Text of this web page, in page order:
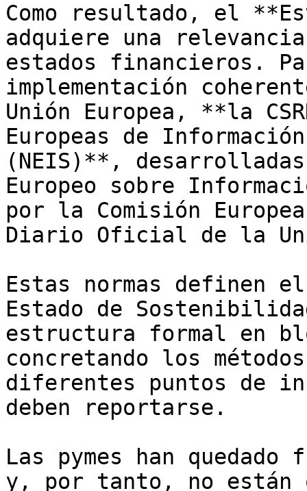
Como resultado, el
adquiere una
estados financieros.
implementación
Unión Europea, **la
Europeas de
(NEIS)**,
Europeo sobre
por la Comisión
Diario Oficial de la
Estas normas definen
Estado de
estructura formal en
concretando los
diferentes puntos de
deben reportarse.
Las pymes han
y, por tanto, no están